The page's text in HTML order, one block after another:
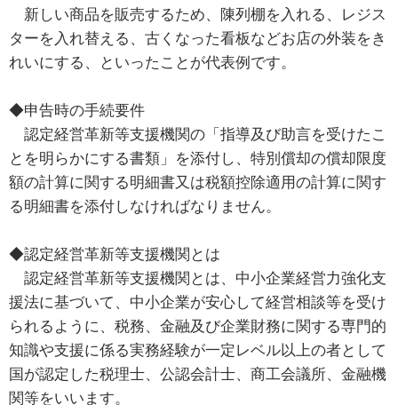
新しい商品を販売するため、陳列棚を入れる、レジス
ターを入れ替える、古くなった看板などお店の外装をき
れいにする、といったことが代表例です。
◆申告時の手続要件
認定経営革新等支援機関の「指導及び助言を受けたこ
とを明らかにする書類」を添付し、特別償却の償却限度
額の計算に関する明細書又は税額控除適用の計算に関す
る明細書を添付しなければなりません。
◆認定経営革新等支援機関とは
認定経営革新等支援機関とは、中小企業経営力強化支
援法に基づいて、中小企業が安心して経営相談等を受け
られるように、税務、金融及び企業財務に関する専門的
知識や支援に係る実務経験が一定レベル以上の者として
国が認定した税理士、公認会計士、商工会議所、金融機
関等をいいます。